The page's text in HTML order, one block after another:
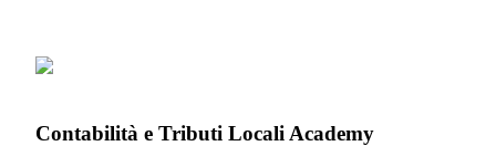
Contabilità e Tributi Locali Academy